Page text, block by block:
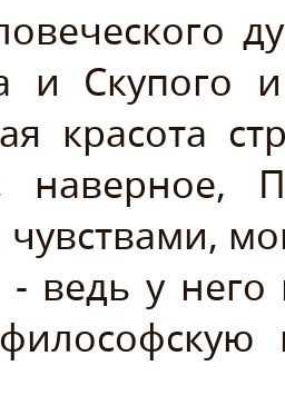
и Скупого
красота
ведь у него